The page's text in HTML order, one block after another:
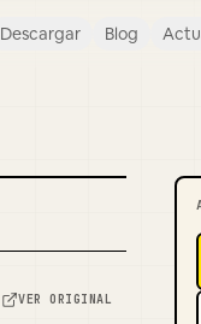
Descargar Blog
VER ORIGINAL